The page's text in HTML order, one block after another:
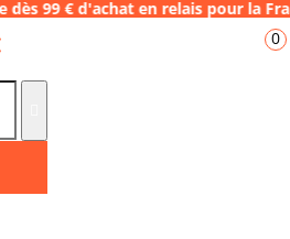
€ d'achat en relais
0